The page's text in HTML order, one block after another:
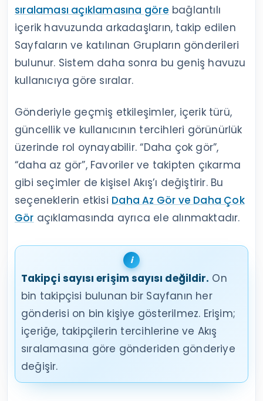
sıralaması açıklamasına göre bağlantılı
içerik havuzunda arkadaşların, takip edilen
Sayfaların ve katılınan Grupların gönderileri
bulunur. Sistem daha sonra bu geniş havuzu
kullanıcıya göre sıralar.
Gönderiyle geçmiş etkileşimler, içerik türü,
güncellik ve kullanıcının tercihleri görünürlük
üzerinde rol oynayabilir. “Daha çok gör”,
“daha az gör”, Favoriler ve takipten çıkarma
gibi seçimler de kişisel Akış’ı değiştirir. Bu
seçeneklerin etkisi Daha Az Gör ve Daha Çok
Gör açıklamasında ayrıca ele alınmaktadır.
Takipçi sayısı erişim sayısı değildir. On
bin takipçisi bulunan bir Sayfanın her
gönderisi on bin kişiye gösterilmez. Erişim;
içeriğe, takipçilerin tercihlerine ve Akış
sıralamasına göre gönderiden gönderiye
değişir.